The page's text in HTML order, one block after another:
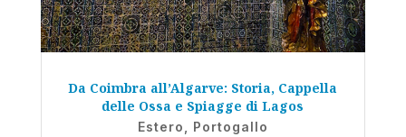
Da Coimbra all’Algarve: Storia, Cappella
delle Ossa e Spiagge di Lagos
Estero Portogallo